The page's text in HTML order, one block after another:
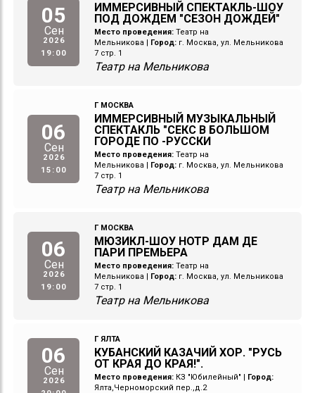
05
Сен
2026
19:00
ИММЕРСИВНЫЙ СПЕКТАКЛЬ-ШОУ
ПОД ДОЖДЕМ "СЕЗОН ДОЖДЕЙ"
Место проведения: Театр на
Мельникова
Город: г. Москва, ул. Мельникова
7 стр. 1
Театр на Мельникова
06
Сен
2026
15:00
Г МОСКВА
ИММЕРСИВНЫЙ МУЗЫКАЛЬНЫЙ
СПЕКТАКЛЬ "СЕКС В БОЛЬШОМ
ГОРОДЕ ПО -РУССКИ
Место проведения: Театр на
Мельникова
Город: г. Москва, ул. Мельникова
7 стр. 1
Театр на Мельникова
06
Сен
2026
19:00
Г МОСКВА
МЮЗИКЛ-ШОУ НОТР ДАМ ДЕ
ПАРИ ПРЕМЬЕРА
Место проведения: Театр на
Мельникова
Город: г. Москва, ул. Мельникова
7 стр. 1
Театр на Мельникова
06
Сен
2026
Г ЯЛТА
КУБАНСКИЙ КАЗАЧИЙ ХОР. "РУСЬ
ОТ КРАЯ ДО КРАЯ!".
Место проведения: КЗ "Юбилейный"
Город:
Ялта,Черноморский пер.,д.2